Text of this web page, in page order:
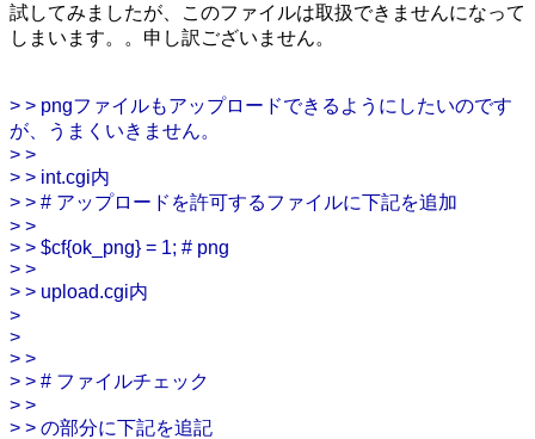
試してみましたが、このファイルは取扱できませんになって
しまいます。。申し訳ございません。
> > pngファイルもアップロードできるようにしたいのです
が、うまくいきません。
> >
> > int.cgi内
> > # アップロードを許可するファイルに下記を追加
> >
> > $cf{ok_png} = 1; # png
> >
> > upload.cgi内
>
>
> >
> > # ファイルチェック
> >
> > の部分に下記を追記